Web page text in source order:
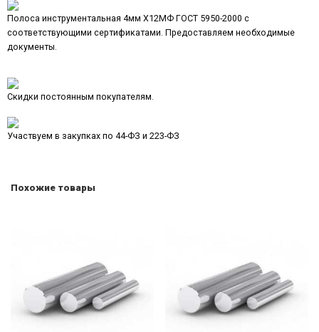
Полоса инструментальная 4мм Х12МФ ГОСТ 5950-2000 с
соответствующими сертификатами. Предоставляем необходимые
документы.
Скидки постоянным покупателям.
Участвуем в закупках по 44-ФЗ и 223-ФЗ
Похожие товары